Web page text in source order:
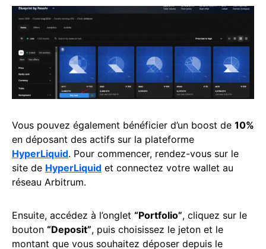
Vous pouvez également bénéficier d’un boost de 10%
en déposant des actifs sur la plateforme
HyperLiquid. Pour commencer, rendez-vous sur le
site de HyperLiquid et connectez votre wallet au
réseau Arbitrum.
Ensuite, accédez à l’onglet “Portfolio”, cliquez sur le
bouton “Deposit”, puis choisissez le jeton et le
montant que vous souhaitez déposer depuis le